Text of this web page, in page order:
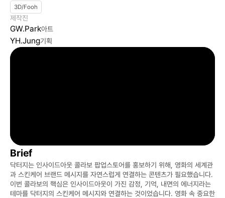
3D/Fooh
제작진
GW.Park아트
YH.Jung기획
Brief
닥터지는 인사이드아웃 콜라보 팝업스토어를 홍보하기 위해, 영화의 세계관
과 스킨케어 브랜드 메시지를 자연스럽게 연결하는 콘텐츠가 필요했습니다.
이번 콜라보의 핵심은 인사이드아웃이 가진 감정, 기억, 내면의 에너지라는
테마를 닥터지의 스킨케어 메시지와 연결하는 것이었습니다. 영화 속 중요한